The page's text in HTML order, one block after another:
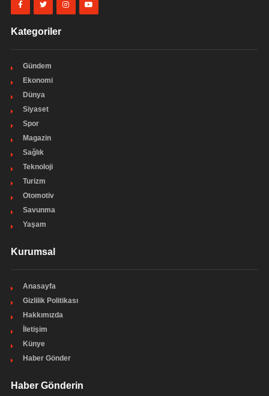
Kategoriler
Gündem
Ekonomi
Dünya
Siyaset
Spor
Magazin
Sağlık
Teknoloji
Turizm
Otomotiv
Savunma
Yaşam
Kurumsal
Anasayfa
Gizlilik Politikası
Hakkımızda
İletişim
Künye
Haber Gönder
Haber Gönderin